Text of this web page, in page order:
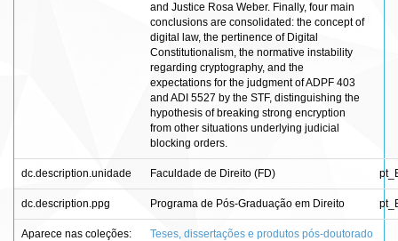
and Justice Rosa Weber. Finally, four main
conclusions are consolidated: the concept of
digital law, the pertinence of Digital
Constitutionalism, the normative instability
regarding cryptography, and the
expectations for the judgment of ADPF 403
and ADI 5527 by the STF, distinguishing the
hypothesis of breaking strong encryption
from other situations underlying judicial
blocking orders.
dc.description.unidade Faculdade de Direito (FD)
dc.description.ppg Programa de Pós-Graduação em Direito
Aparece nas coleções: Teses, dissertações e produtos pós-doutorado